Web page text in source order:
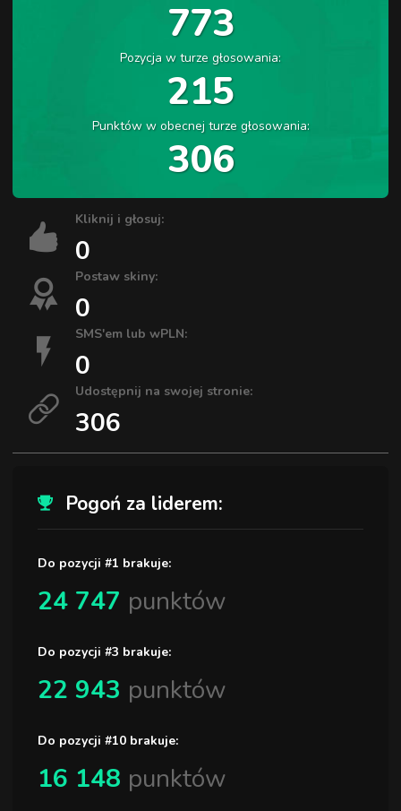
773
Pozycja w turze głosowania:
215
Punktów w obecnej turze głosowania:
306
Kliknij i głosuj:
0
Postaw skiny:
0
SMS'em lub wPLN:
0
Udostępnij na swojej stronie:
306
Pogoń za liderem:
Do pozycji #1 brakuje:
24 747 punktów
Do pozycji #3 brakuje:
22 943 punktów
Do pozycji #10 brakuje:
16 148 punktów